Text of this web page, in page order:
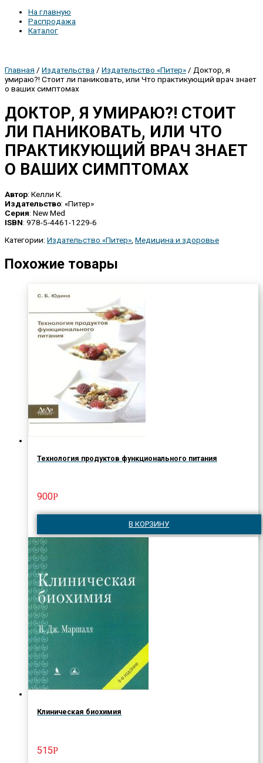
На главную
Распродажа
Каталог
Главная / Издательства / Издательство «Питер» / Доктор, я
умираю?! Стоит ли паниковать, или Что практикующий врач знает
о ваших симптомах
ДОКТОР, Я УМИРАЮ?! СТОИТ
ЛИ ПАНИКОВАТЬ, ИЛИ ЧТО
ПРАКТИКУЮЩИЙ ВРАЧ ЗНАЕТ
О ВАШИХ СИМПТОМАХ
Автор: Келли К.
Издательство: «Питер»
Серия: New Med
ISBN: 978-5-4461-1229-6
Категории: Издательство «Питер» Медицина и здоровье
Похожие товары
Технология продуктов функционального питания
900Р
В КОРЗИНУ
Клиническая биохимия
515Р